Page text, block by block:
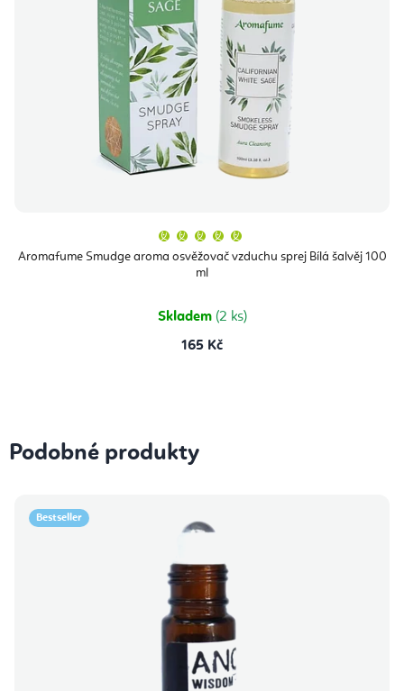
Aromafume Smudge aroma osvěžovač vzduchu sprej Bílá šalvěj 100
ml
produktu
je
hvězdiček.
Skladem (2 ks)
165 Kč
Podobné produkty
Bestseller